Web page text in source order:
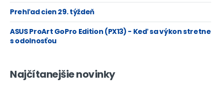
Prehľad cien 29. týždeň
ASUS ProArt GoPro Edition (PX13) - Keď sa výkon stretne
s odolnosťou
Najčítanejšie novinky